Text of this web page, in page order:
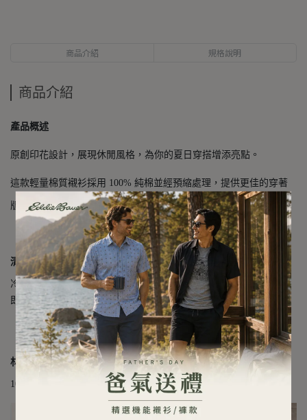
商品介紹 規格說明
商品介紹
產品概述
原創印花設計，展現休閒風格，為你的夏日穿搭增添亮點。
這款輕量棉質襯衫採用 100% 純棉並經預縮處理，提供更佳的穿著
版型與舒適度。
清潔保養方式
冷水機洗（精緻洗，與同色衣物）；不可漂白；低溫烘乾，洗後立
即取出；可低溫熨燙
材質成分
100% 棉